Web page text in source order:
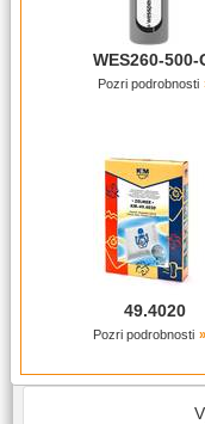
WES260-500-
Pozri podrobnosti
49.4020
Pozri podrobnosti